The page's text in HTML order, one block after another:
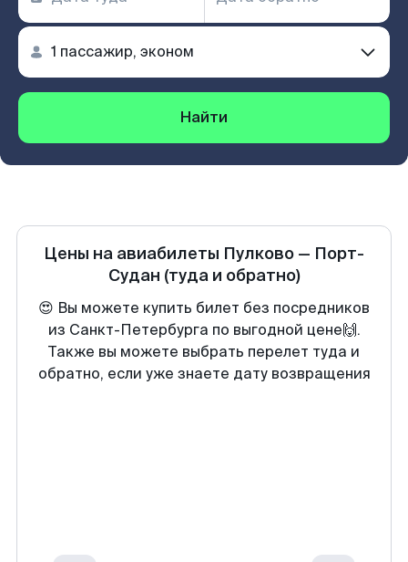
Найти
Цены на авиабилеты Пулково — Порт-
Судан (туда и обратно)
😍 Вы можете купить билет без посредников
из Санкт-Петербурга по выгодной цене🙌.
Также вы можете выбрать перелет туда и
обратно, если уже знаете дату возвращения